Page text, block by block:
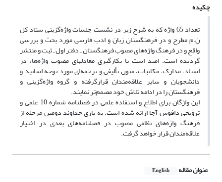
چکیده
تعداد 65 واژه که به شرح زیر در نشست جلسات واژه‌گزینی ستاد کل
ن.م مطرح و در فرهنگستان زبان و ادب فارسی مورد بحث و بررسی
واقع و در فرهنگ واژه‌های مصوب فرهنگستان ـ دفتر اول ـ ثبت و منتشر
گردیده است. امید است با بکارگیری معادلهای مصوب واژه‌ها، در
اسناد، مدارک، مکاتبات، متون تألیفی و ترجمه‌ای مورد توجه اساتید و
دانشجویان و سایر علاقه‌مندان قرارگرفته و گروه واژه‌گزینی و
فرهنگستان را در ادامه تلاش خود مصمم‌تر نمایند.
این واژگان برای اطلاع و استفاده علمی در فصلنامه شماره 10 علمی و
ترویجی دافوس آجا ارائه شده است. به یاری خداوند دومین مرحله از
فرهنگ واژه‌های نظامی مصوب در فصلنامه‌های بعدی در اختیار
علاقه‌‌مندان قرار خواهد گرفت.
عنوان مقاله English